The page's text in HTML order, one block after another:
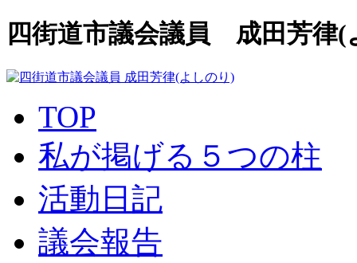
四街道市議会議員 成田芳律(
TOP
私が掲げる５つの柱
活動日記
議会報告